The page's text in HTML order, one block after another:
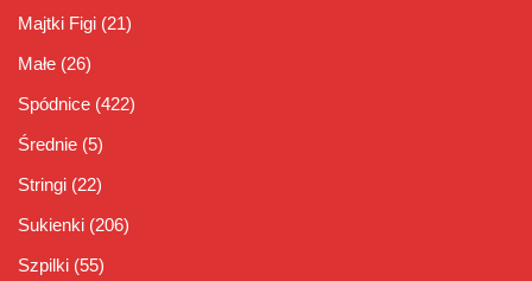
Majtki Figi (21)
Małe (26)
Spódnice (422)
Średnie (5)
Stringi (22)
Sukienki (206)
Szpilki (55)